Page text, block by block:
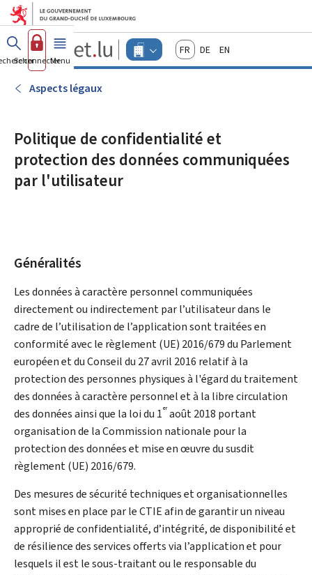
Aller au menu principal
Aller au contenu
Guichet.lu
Changer
d'espace
FrançaisDeutschEnglish
Se connecterMenu principal
Aspects légaux
Politique de confidentialité et
protection des données communiquées
par l'utilisateur
Généralités
Les données à caractère personnel communiquées
directement ou indirectement par l’utilisateur dans le
cadre de l’utilisation de l’application sont traitées en
conformité avec le règlement (UE) 2016/679 du Parlement
européen et du Conseil du 27 avril 2016 relatif à la
protection des personnes physiques à l'égard du traitement
des données à caractère personnel et à la libre circulation
des données ainsi que la loi du 1eraoût 2018 portant
organisation de la Commission nationale pour la
protection des données et mise en œuvre du susdit
règlement (UE) 2016/679.
Des mesures de sécurité techniques et organisationnelles
sont mises en place par le CTIE afin de garantir un niveau
approprié de confidentialité, d’intégrité, de disponibilité et
de résilience des services offerts via l’application et pour
lesquels il est le sous-traitant ou le responsable du